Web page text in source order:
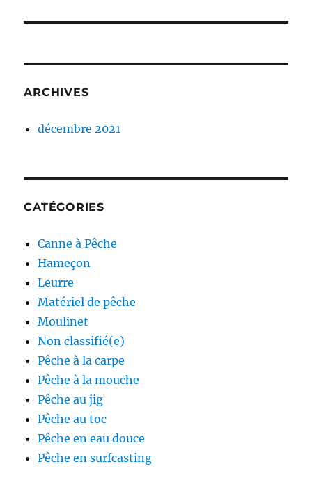
ARCHIVES
décembre 2021
CATÉGORIES
Canne à Pêche
Hameçon
Leurre
Matériel de pêche
Moulinet
Non classifié(e)
Pêche à la carpe
Pêche à la mouche
Pêche au jig
Pêche au toc
Pêche en eau douce
Pêche en surfcasting